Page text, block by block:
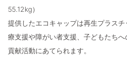
55.12kg）
提供したエコキャップは再生プラス
療支援や障がい者支援、子どもたち
貢献活動にあてられます。